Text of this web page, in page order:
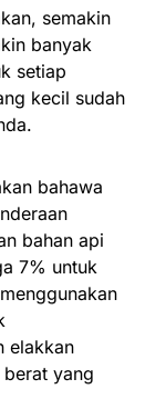
semakin
banyak
setiap
kecil sudah
bahawa
bahan api
7% untuk
elakkan
yang